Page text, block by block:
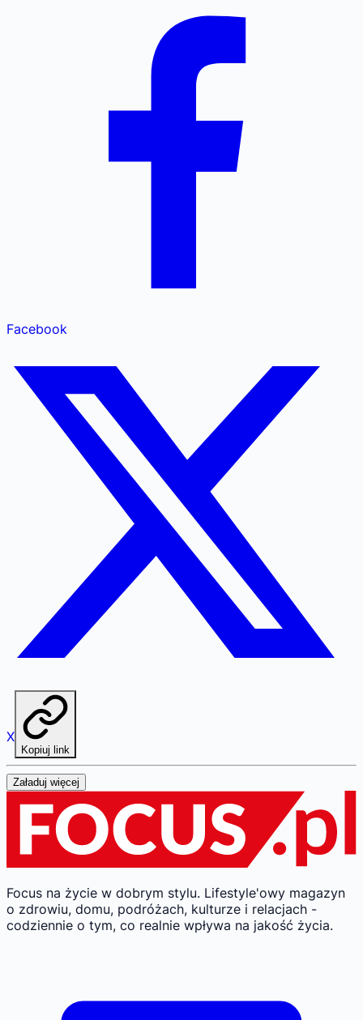
Facebook
X
Kopiuj link
Załaduj więcej
Focus na życie w dobrym stylu. Lifestyle'owy magazyn
o zdrowiu, domu, podróżach, kulturze i relacjach -
codziennie o tym, co realnie wpływa na jakość życia.